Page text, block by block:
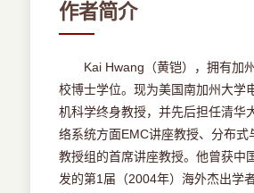
作者简介
Kai Hwang（黄铠），拥有加
校博士学位。现为美国南加州大学
机科学终身教授，并先后担任清华
络系统方面EMC讲座教授、分布式
教授组的首席讲座教授。他曾获中
发的第1届（2004年）海外杰出学